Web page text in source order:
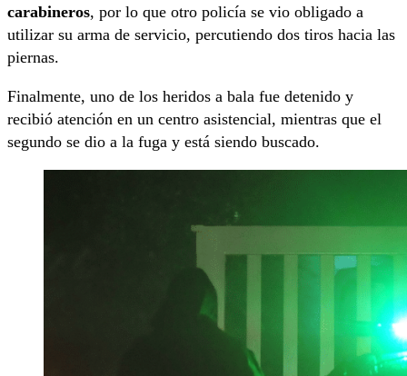
carabineros, por lo que otro policía se vio obligado a
utilizar su arma de servicio, percutiendo dos tiros hacia las
piernas.
Finalmente, uno de los heridos a bala fue detenido y
recibió atención en un centro asistencial, mientras que el
segundo se dio a la fuga y está siendo buscado.